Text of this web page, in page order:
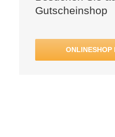
Gutscheinshop
ONLINESHOP